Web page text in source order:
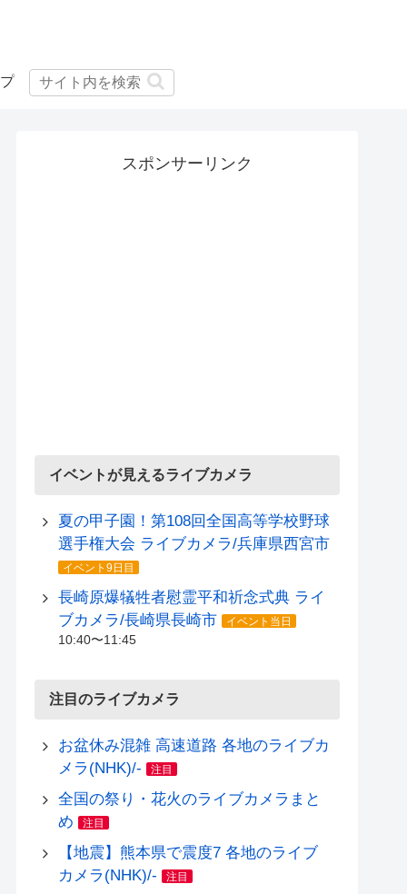
スポンサーリンク
イベントが見えるライブカメラ
夏の甲子園！第108回全国高等学校野球
選手権大会 ライブカメラ/兵庫県西宮市
イベント9日目
長崎原爆犠牲者慰霊平和祈念式典 ライ
ブカメラ/長崎県長崎市
イベント当日
10:40〜11:45
注目のライブカメラ
お盆休み混雑 高速道路 各地のライブカ
メラ(NHK)/-
注目
全国の祭り・花火のライブカメラまと
め
注目
【地震】熊本県で震度7 各地のライブ
カメラ(NHK)/-
注目